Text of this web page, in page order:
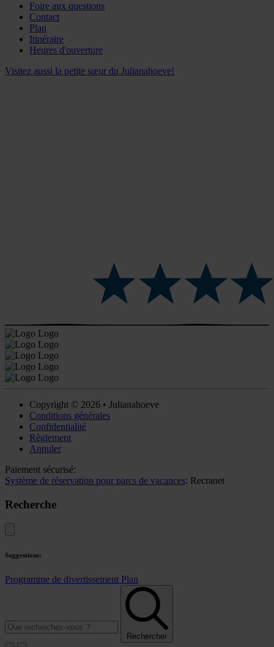
Foire aux questions
Contact
Plan
Itinéraire
Heures d'ouverture
Visitez aussi la petite sœur du Julianahoeve!
Copyright © 2026 • Julianahoeve
Conditions générales
Confidentialité
Règlement
Annuler
Paiement sécurisé:
Système de réservation pour parcs de vacances: Recranet
Recherche
Suggestions:
Programme de divertissement Plan
Rechercher